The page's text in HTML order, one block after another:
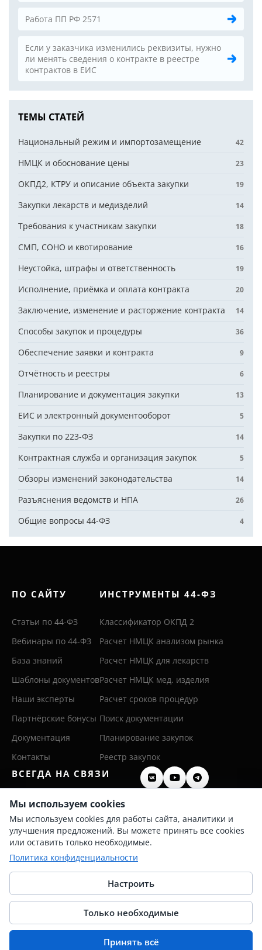
Работа ПП РФ 2571
Если у заказчика изменились реквизиты, нужно
ли менять сведения о контракте в реестре
контрактов в ЕИС
ТЕМЫ СТАТЕЙ
Национальный режим и импортозамещение 42
НМЦК и обоснование цены 23
ОКПД2, КТРУ и описание объекта закупки 19
Закупки лекарств и медизделий 14
Требования к участникам закупки 18
СМП, СОНО и квотирование 16
Неустойка, штрафы и ответственность 19
Исполнение, приёмка и оплата контракта 20
Заключение, изменение и расторжение контракта 14
Способы закупок и процедуры 36
Обеспечение заявки и контракта 9
Отчётность и реестры 6
Планирование и документация закупки 13
ЕИС и электронный документооборот 5
Закупки по 223-ФЗ 14
Контрактная служба и организация закупок 5
Обзоры изменений законодательства 14
Разъяснения ведомств и НПА 26
Общие вопросы 44-ФЗ 4
ПО САЙТУ
Статьи по 44-ФЗ
Вебинары по 44-ФЗ
База знаний
Шаблоны документов
Наши эксперты
Партнёрские бонусы
Документация
Контакты
ИНСТРУМЕНТЫ 44-ФЗ
Классификатор ОКПД 2
Расчет НМЦК анализом рынка
Расчет НМЦК для лекарств
Расчет НМЦК мед. изделия
Расчет сроков процедур
Поиск документации
Планирование закупок
Реестр закупок
ВСЕГДА НА СВЯЗИ
8 (800) 600 26 50
8 (342) 255 36 00
info@persis.ru
Политика конфиденциальности
Согласие на обработку ПД
Мы используем cookies
Мы используем cookies для работы сайта, аналитики и
улучшения предложений. Вы можете принять все cookies
или оставить только необходимые.
Политика конфиденциальности
Настроить
Только необходимые
Принять всё